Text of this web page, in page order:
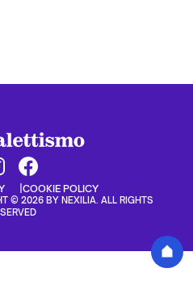
COOKIE POLICY
© 2026 BY NEXILIA. ALL RIGHTS